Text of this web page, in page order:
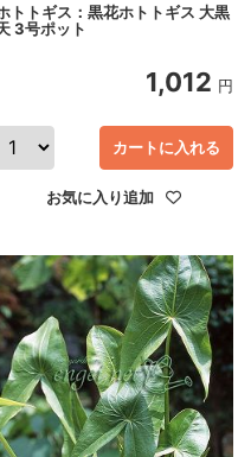
トトギス：黒花ホトトギス 大黒
3号ポット
1,012 円
カートに入れる
お気に入り追加